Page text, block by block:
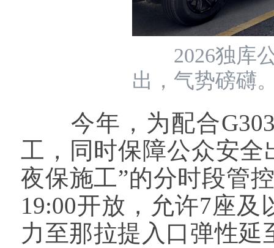
2026独库公
出，气势磅礴
今年，为配合
工，同时保障公众安
夜保施工”的分时段管
19:00开放，允许7座
力至那拉提入口弹性延